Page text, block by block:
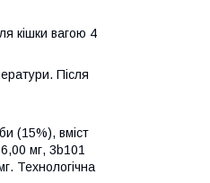
кішки вагою 4
Після
(15%), вміст
мг, 3b101
Технологічна